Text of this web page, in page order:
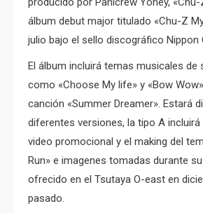
álbum debut major titulado «Chu-Z
julio bajo el sello discográfico Nippon
El álbum incluirá temas musicales de
como «Choose My life» y «Bow
canción «Summer Dreamer». Estará
diferentes versiones, la tipo A
video promocional y el making del
Run» e imagenes tomadas durante
ofrecido en el Tsutaya O-east en
pasado.